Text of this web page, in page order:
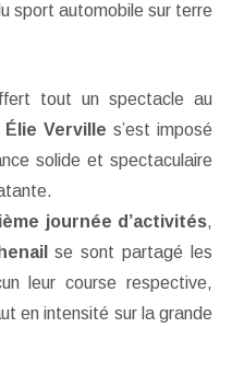
sport automobile sur terre
tout un spectacle au
Élie Verville s’est imposé
solide et spectaculaire
journée d’activités,
se sont partagé les
leur course respective,
en intensité sur la grande